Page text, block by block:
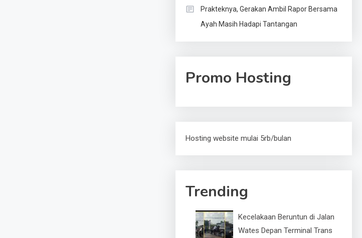
Prakteknya, Gerakan Ambil Rapor Bersama
Ayah Masih Hadapi Tantangan
Promo Hosting
Hosting website mulai 5rb/bulan
Trending
Kecelakaan Beruntun di Jalan
Wates Depan Terminal Trans